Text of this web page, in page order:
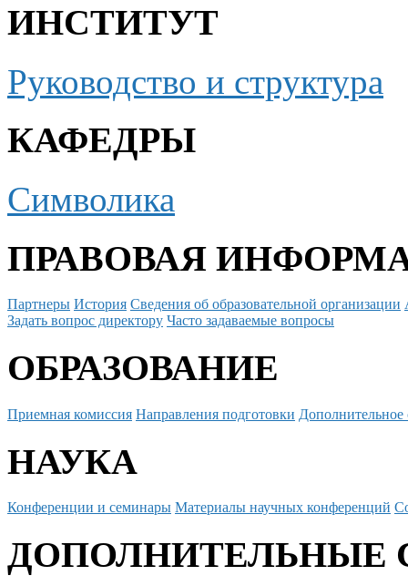
ИНСТИТУТ
Руководство и структура
КАФЕДРЫ
Символика
ПРАВОВАЯ
Партнеры История Сведения об образовательной организации
Задать вопрос директору Часто задаваемые вопросы
ОБРАЗОВАНИЕ
Приемная комиссия Направления подготовки Дополнительное
НАУКА
Конференции и семинары Материалы научных конференций
ДОПОЛНИТЕЛЬНЫЕ